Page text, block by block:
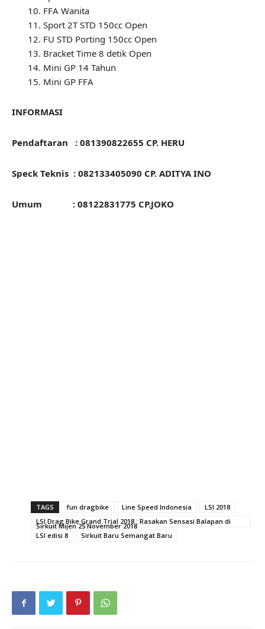
FFA Wanita
Sport 2T STD 150cc Open
FU STD Porting 150cc Open
Bracket Time 8 detik Open
Mini GP 14 Tahun
Mini GP FFA
INFORMASI
Pendaftaran : 081390822655 CP. HERU
Speck Teknis : 082133405090 CP. ADITYA INO
Umum : 08122831775 CP.JOKO
TAGS fun dragbike Line Speed Indonesia
LSI 2018
LSI Drag Bike Grand Trial 2018 : Rasakan Sensasi Balapan di
Sirkuit Mijen 25 November 2018
LSI edisi 8
Sirkuit Baru Semangat Baru